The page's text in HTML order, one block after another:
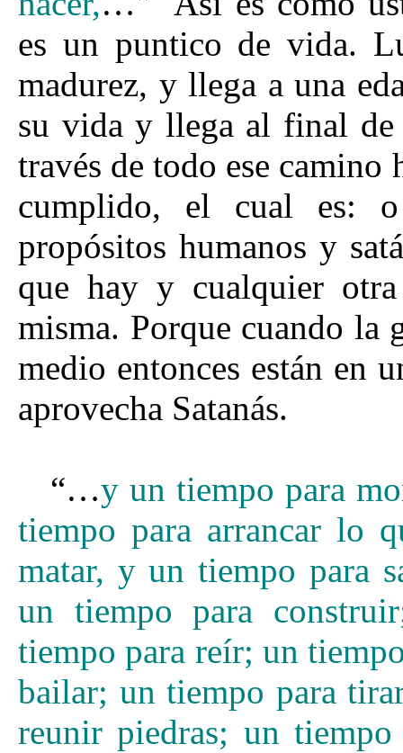
es un puntico de vida.
madurez, y llega a una
su vida y llega al final de
través de todo ese camino
cumplido, el cual es:
propósitos humanos y
que hay y cualquier
misma. Porque cuando la
medio entonces están en
aprovecha Satanás.
“…y un tiempo para
tiempo para arrancar lo
matar, y un tiempo para
un tiempo para
tiempo para reír; un
bailar; un tiempo para
reunir piedras; un